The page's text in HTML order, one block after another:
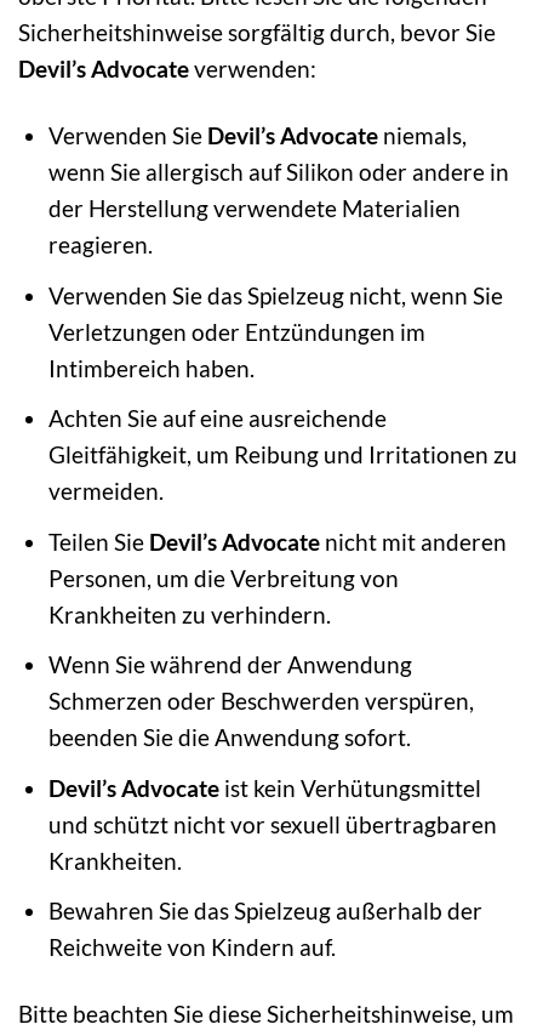
Sicherheitshinweise sorgfältig durch, bevor Sie
Devil’s Advocateverwenden:
Verwenden Sie Devil’s Advocateniemals,
wenn Sie allergisch auf Silikon oder andere in
der Herstellung verwendete Materialien
reagieren.
Verwenden Sie das Spielzeug nicht, wenn Sie
Verletzungen oder Entzündungen im
Intimbereich haben.
Achten Sie auf eine ausreichende
Gleitfähigkeit, um Reibung und Irritationen zu
vermeiden.
Teilen Sie Devil’s Advocatenicht mit anderen
Personen, um die Verbreitung von
Krankheiten zu verhindern.
Wenn Sie während der Anwendung
Schmerzen oder Beschwerden verspüren,
beenden Sie die Anwendung sofort.
Devil’s Advocateist kein Verhütungsmittel
und schützt nicht vor sexuell übertragbaren
Krankheiten.
Bewahren Sie das Spielzeug außerhalb der
Reichweite von Kindern auf.
Bitte beachten Sie diese Sicherheitshinweise, um